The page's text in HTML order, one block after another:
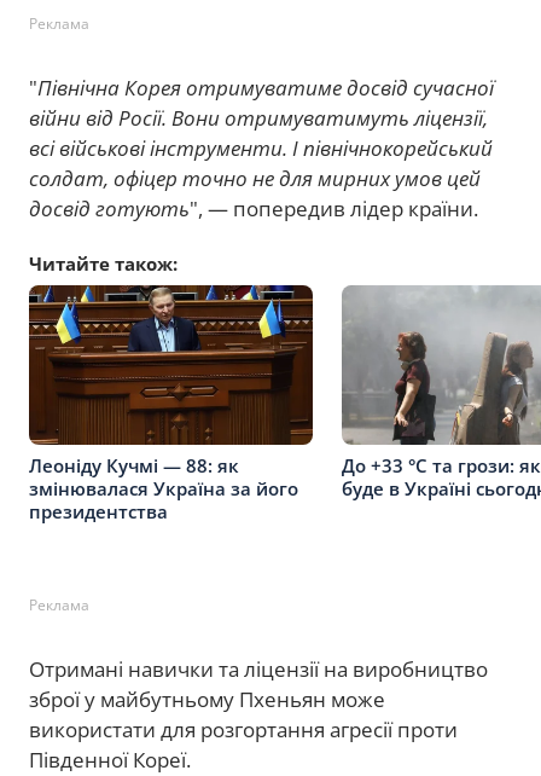
Реклама
"Північна Корея отримуватиме досвід сучасної
війни від Росії. Вони отримуватимуть ліцензії,
всі військові інструменти. І північнокорейський
солдат, офіцер точно не для мирних умов цей
досвід готують", — попередив лідер країни.
Читайте також:
Леоніду Кучмі — 88: як
змінювалася Україна за його
президентства
До +33 °C та грози:
буде в Україні
Реклама
Отримані навички та ліцензії на виробництво
зброї у майбутньому Пхеньян може
використати для розгортання агресії проти
Південної Кореї.